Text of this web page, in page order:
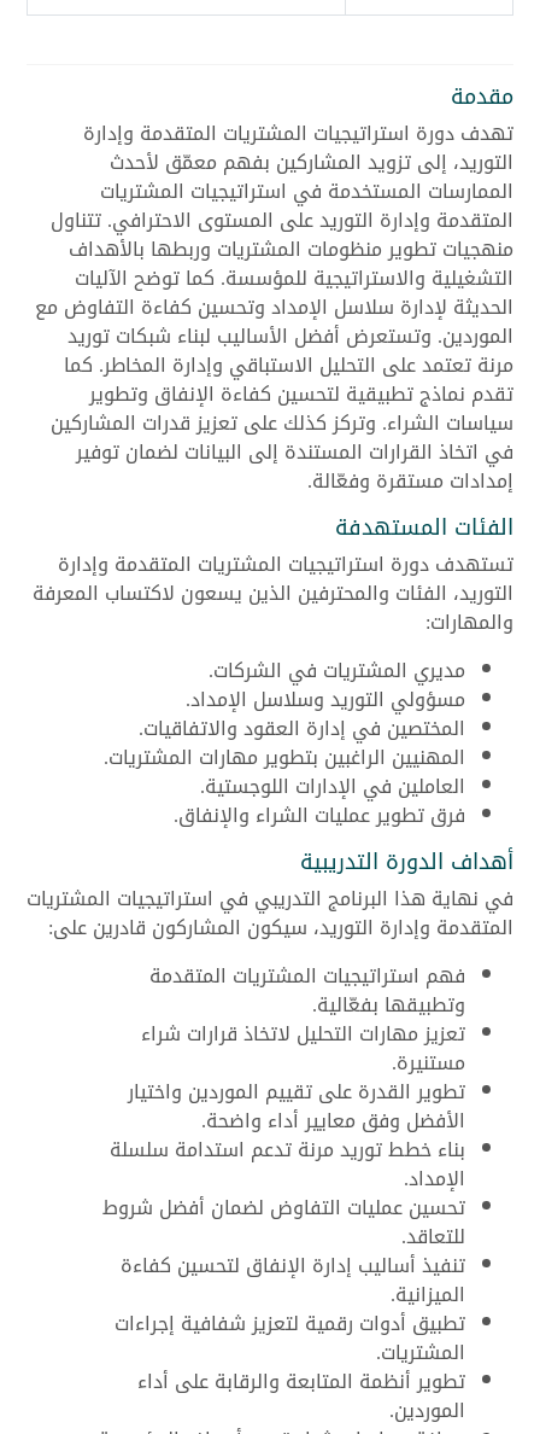
مقدمة
تهدف دورة استراتيجيات المشتريات المتقدمة وإدارة
التوريد، إلى تزويد المشاركين بفهم معمّق لأحدث
الممارسات المستخدمة في استراتيجيات المشتريات
المتقدمة وإدارة التوريد على المستوى الاحترافي. تتناول
منهجيات تطوير منظومات المشتريات وربطها بالأهداف
التشغيلية والاستراتيجية للمؤسسة. كما توضح الآليات
الحديثة لإدارة سلاسل الإمداد وتحسين كفاءة التفاوض مع
الموردين. وتستعرض أفضل الأساليب لبناء شبكات توريد
مرنة تعتمد على التحليل الاستباقي وإدارة المخاطر. كما
تقدم نماذج تطبيقية لتحسين كفاءة الإنفاق وتطوير
سياسات الشراء. وتركز كذلك على تعزيز قدرات المشاركين
في اتخاذ القرارات المستندة إلى البيانات لضمان توفير
إمدادات مستقرة وفعّالة.
الفئات المستهدفة
تستهدف دورة استراتيجيات المشتريات المتقدمة وإدارة
التوريد، الفئات والمحترفين الذين يسعون لاكتساب المعرفة
والمهارات:
مديري المشتريات في الشركات.
مسؤولي التوريد وسلاسل الإمداد.
المختصين في إدارة العقود والاتفاقيات.
المهنيين الراغبين بتطوير مهارات المشتريات.
العاملين في الإدارات اللوجستية.
فرق تطوير عمليات الشراء والإنفاق.
أهداف الدورة التدريبية
في نهاية هذا البرنامج التدريبي في استراتيجيات المشتريات
المتقدمة وإدارة التوريد، سيكون المشاركون قادرين على:
فهم استراتيجيات المشتريات المتقدمة
وتطبيقها بفعّالية.
تعزيز مهارات التحليل لاتخاذ قرارات شراء
مستنيرة.
تطوير القدرة على تقييم الموردين واختيار
الأفضل وفق معايير أداء واضحة.
بناء خطط توريد مرنة تدعم استدامة سلسلة
الإمداد.
تحسين عمليات التفاوض لضمان أفضل شروط
للتعاقد.
تنفيذ أساليب إدارة الإنفاق لتحسين كفاءة
الميزانية.
تطبيق أدوات رقمية لتعزيز شفافية إجراءات
المشتريات.
تطوير أنظمة المتابعة والرقابة على أداء
الموردين.